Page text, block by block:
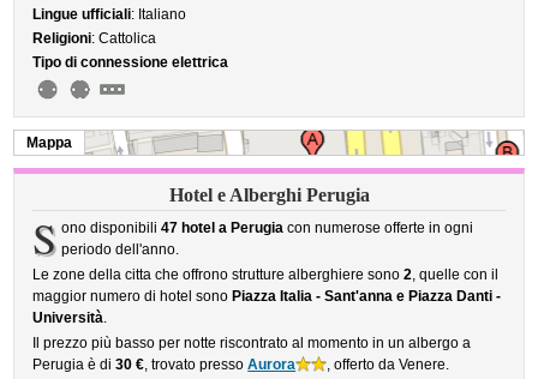
Lingue ufficiali: Italiano
Religioni: Cattolica
Tipo di connessione elettrica
Mappa
Hotel e Alberghi Perugia
S ono disponibili 47 hotel a Perugiacon numerose offerte in ogni
periodo dell'anno.
Le zone della citta che offrono strutture alberghiere sono2, quelle con il
maggior numero di hotel sono Piazza Italia - Sant'anna e Piazza Danti -
Università.
Il prezzo più basso per notte riscontrato al momento in un albergo a
Perugia è di30 €, trovato pressoAurora
, offerto da Venere.